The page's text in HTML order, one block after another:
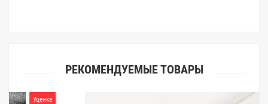
РЕКОМЕНДУЕМЫЕ ТОВАРЫ